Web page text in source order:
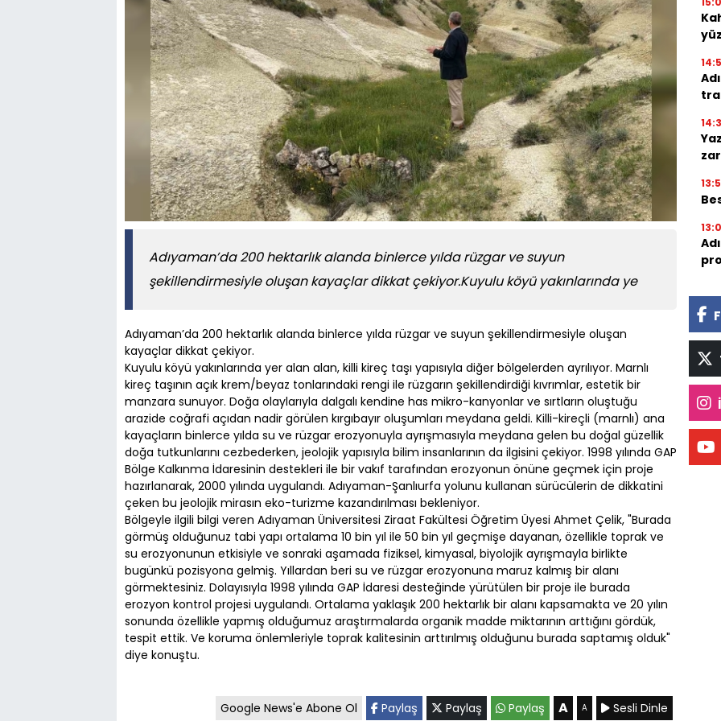
Adıyaman’da 200 hektarlık alanda binlerce yılda rüzgar ve suyun
şekillendirmesiyle oluşan kayaçlar dikkat çekiyor.Kuyulu köyü yakınlarında ye
Adıyaman’da 200 hektarlık alanda binlerce yılda rüzgar ve suyun şekillendirmesiyle oluşan
kayaçlar dikkat çekiyor.
Kuyulu köyü yakınlarında yer alan alan, killi kireç taşı yapısıyla diğer bölgelerden ayrılıyor. Marnlı
kireç taşının açık krem/beyaz tonlarındaki rengi ile rüzgarın şekillendirdiği kıvrımlar, estetik bir
manzara sunuyor. Doğa olaylarıyla dalgalı kendine has mikro-kanyonlar ve sırtların oluştuğu
arazide coğrafi açıdan nadir görülen kırgıbayır oluşumları meydana geldi. Killi-kireçli (marnlı) ana
kayaçların binlerce yılda su ve rüzgar erozyonuyla ayrışmasıyla meydana gelen bu doğal güzellik
doğa tutkunlarını cezbederken, jeolojik yapısıyla bilim insanlarının da ilgisini çekiyor. 1998 yılında GAP
Bölge Kalkınma İdaresinin destekleri ile bir vakıf tarafından erozyonun önüne geçmek için proje
hazırlanarak, 2000 yılında uygulandı. Adıyaman-Şanlıurfa yolunu kullanan sürücülerin de dikkatini
çeken bu jeolojik mirasın eko-turizme kazandırılması bekleniyor.
Bölgeyle ilgili bilgi veren Adıyaman Üniversitesi Ziraat Fakültesi Öğretim Üyesi Ahmet Çelik, "Burada
görmüş olduğunuz tabi yapı ortalama 10 bin yıl ile 50 bin yıl geçmişe dayanan, özellikle toprak ve
su erozyonunun etkisiyle ve sonraki aşamada fiziksel, kimyasal, biyolojik ayrışmayla birlikte
bugünkü pozisyona gelmiş. Yıllardan beri su ve rüzgar erozyonuna maruz kalmış bir alanı
görmektesiniz. Dolayısıyla 1998 yılında GAP İdaresi desteğinde yürütülen bir proje ile burada
erozyon kontrol projesi uygulandı. Ortalama yaklaşık 200 hektarlık bir alanı kapsamakta ve 20 yılın
sonunda özellikle yapmış olduğumuz araştırmalarda organik madde miktarının arttığını gördük,
tespit ettik. Ve koruma önlemleriyle toprak kalitesinin arttırılmış olduğunu burada saptamış olduk"
diye konuştu.
Google News'e Abone Ol Paylaş Paylaş Paylaş A A Sesli Dinle